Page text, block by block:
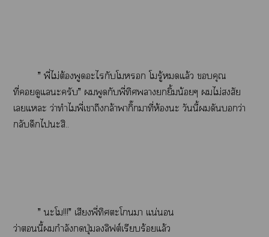
” พี่ไม่ต้องพูดะไกับโ โรู้แล้ว คุณ
ที่ดูและครับ” พูดกับพี่ทิศายิ้มน้อยๆ ไม่สงสัย
เแะ ว่าทำไมพี่เาถึงกล้าพากิ๊าที่ห้องะ วันนี้ดันว่า
กลับดึกไะสิ..
” ะโ!!!” เสียงพี่ทิศะโา แน่นอน
ว่านี้กำลังปุ่มลิฟต์เรียบร้อยแล้ว